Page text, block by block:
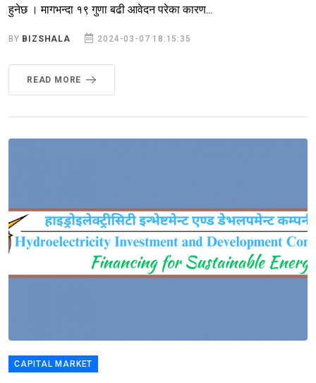
हुनेछ । मागभन्दा १९ गुणा बढी आवेदन परेका कारण...
BY BIZSHALA 2024-03-07 18:15:35
READ MORE
CAPITAL MARKET